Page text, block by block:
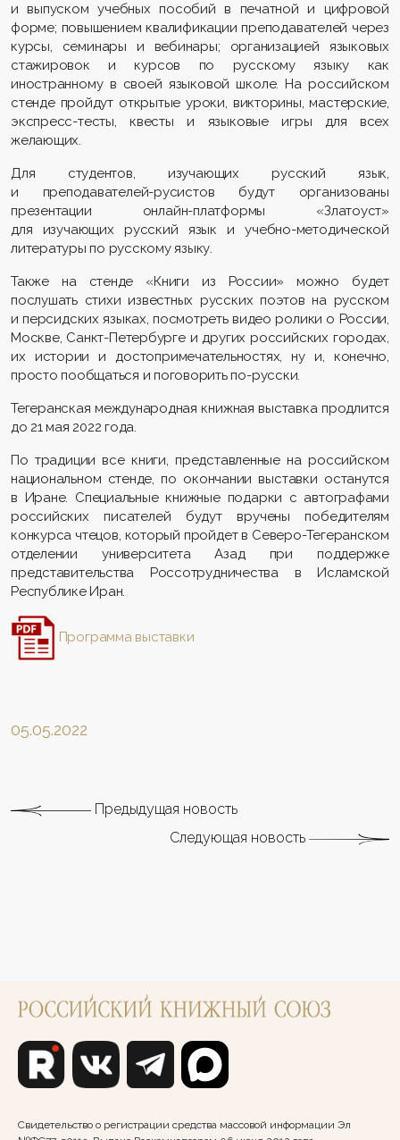
и выпуском учебных пособий в печатной и цифровой
форме; повышением квалификации преподавателей через
курсы, семинары и вебинары; организацией языковых
стажировок и курсов по русскому языку как
иностранному в своей языковой школе. На российском
стенде пройдут открытые уроки, викторины, мастерские,
экспресс-тесты, квесты и языковые игры для всех
желающих.
Для студентов, изучающих русский язык,
и преподавателей-русистов будут организованы
презентации онлайн-платформы «Златоуст»
для изучающих русский язык и учебно-методической
литературы по русскому языку.
Также на стенде «Книги из России» можно будет
послушать стихи известных русских поэтов на русском
и персидских языках, посмотреть видео ролики о России,
Москве, Санкт-Петербурге и других российских городах,
их истории и достопримечательностях, ну и, конечно,
просто пообщаться и поговорить по-русски.
Тегеранская международная книжная выставка продлится
до 21 мая 2022 года.
По традиции все книги, представленные на российском
национальном стенде, по окончании выставки останутся
в Иране. Специальные книжные подарки с автографами
российских писателей будут вручены победителям
конкурса чтецов, который пройдет в Северо-Тегеранском
отделении университета Азад при поддержке
представительства Россотрудничества в Исламской
Республике Иран.
Программа выставки
05.05.2022
Предыдущая новость
Следующая новость
Свидетельство о регистрации средства массовой информации Эл